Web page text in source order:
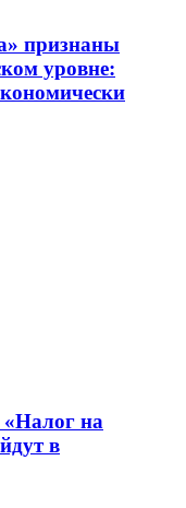
признаны
уровне:
на
в